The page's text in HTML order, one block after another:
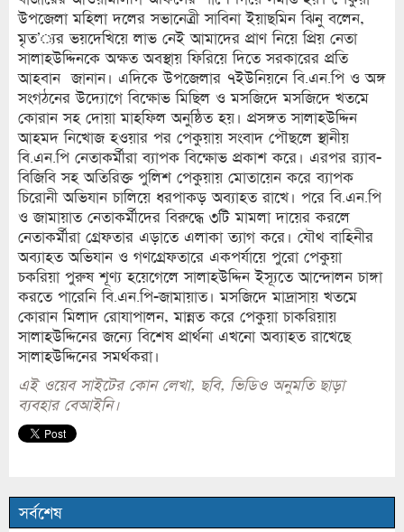
উপজেলা মহিলা দলের সভানেত্রী সাবিনা ইয়াছমিন ঝিনু বলেন,
মৃত’্যর ভয়দেখিয়ে লাভ নেই আমাদের প্রাণ নিয়ে প্রিয় নেতা
সালাহউদ্দিনকে অক্ষত অবস্থায় ফিরিয়ে দিতে সরকারের প্রতি
আহবান জানান। এদিকে উপজেলার ৭ইউনিয়নে বি.এন.পি ও অঙ্গ
সংগঠনের উদ্যোগে বিক্ষোভ মিছিল ও মসজিদে মসজিদে খতমে
কোরান সহ দোয়া মাহফিল অনুষ্ঠিত হয়। প্রসঙ্গত সালাহউদ্দিন
আহমদ নিখোজ হওয়ার পর পেকুয়ায় সংবাদ পৌছলে স্থানীয়
বি.এন.পি নেতাকর্মীরা ব্যাপক বিক্ষোভ প্রকাশ করে। এরপর র‌্যাব-
বিজিবি সহ অতিরিক্ত পুলিশ পেকুয়ায় মোতায়েন করে ব্যাপক
চিরোনী অভিযান চালিয়ে ধরপাকড় অব্যাহত রাখে। পরে বি.এন.পি
ও জামায়াত নেতাকর্মীদের বিরুদ্ধে ৩টি মামলা দায়ের করলে
নেতাকর্মীরা গ্রেফতার এড়াতে এলাকা ত্যাগ করে। যৌথ বাহিনীর
অব্যাহত অভিযান ও গণগ্রেফতারে একপর্যায়ে পুরো পেকুয়া
চকরিয়া পুরুষ শূণ্য হয়েগেলে সালাহউদ্দিন ইস্যূতে আন্দোলন চাঙ্গা
করতে পারেনি বি.এন.পি-জামায়াত। মসজিদে মাদ্রাসায় খতমে
কোরান মিলাদ রোযাপালন, মান্নত করে পেকুয়া চাকরিয়ায়
সালাহউদ্দিনের জন্যে বিশেষ প্রার্থনা এখনো অব্যাহত রাখেছে
সালাহউদ্দিনের সমর্থকরা।
এই ওয়েব সাইটের কোন লেখা, ছবি, ভিডিও অনুমতি ছাড়া
ব্যবহার বেআইনি।
সর্বশেষ